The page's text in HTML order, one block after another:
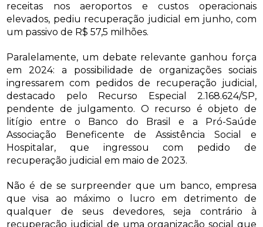
receitas nos aeroportos e custos operacionais
elevados, pediu recuperação judicial em junho, com
um passivo de R$ 57,5 milhões.
Paralelamente, um debate relevante ganhou força
em 2024: a possibilidade de organizações sociais
ingressarem com pedidos de recuperação judicial,
destacado pelo Recurso Especial 2.168.624/SP,
pendente de julgamento. O recurso é objeto de
litígio entre o Banco do Brasil e a Pró-Saúde
Associação Beneficente de Assistência Social e
Hospitalar, que ingressou com pedido de
recuperação judicial em maio de 2023.
Não é de se surpreender que um banco, empresa
que visa ao máximo o lucro em detrimento de
qualquer de seus devedores, seja contrário à
recuperação judicial de uma organização social que